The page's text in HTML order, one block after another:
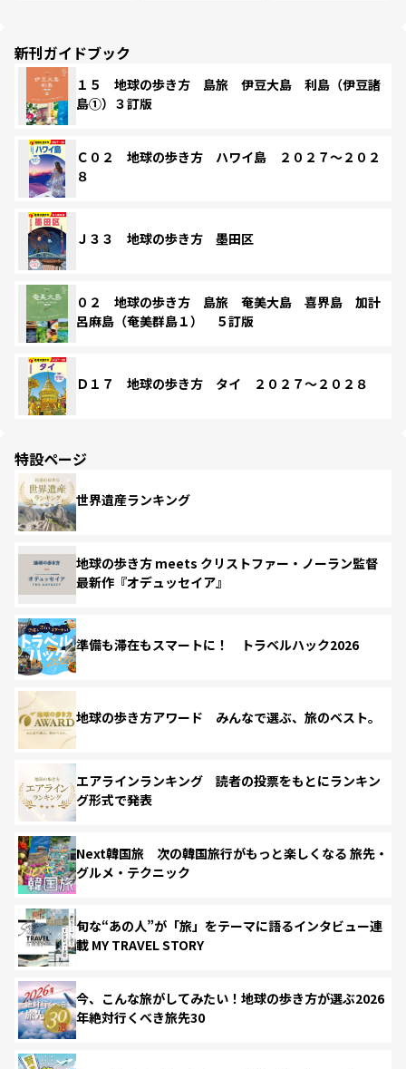
新刊ガイドブック
１５ 地球の歩き方 島旅 伊豆大島 利島（伊豆諸
島①）３訂版
Ｃ０２ 地球の歩き方 ハワイ島 ２０２７～２０２
８
Ｊ３３ 地球の歩き方 墨田区
０２ 地球の歩き方 島旅 奄美大島 喜界島 加計
呂麻島（奄美群島１） ５訂版
Ｄ１７ 地球の歩き方 タイ ２０２７～２０２８
特設ページ
世界遺産ランキング
地球の歩き方 meets クリストファー・ノーラン監督
最新作『オデュッセイア』
準備も滞在もスマートに！ トラベルハック2026
地球の歩き方アワード みんなで選ぶ、旅のベスト。
エアラインランキング 読者の投票をもとにランキン
グ形式で発表
Next韓国旅 次の韓国旅行がもっと楽しくなる 旅先・
グルメ・テクニック
旬な“あの人”が「旅」をテーマに語るインタビュー連
載 MY TRAVEL STORY
今、こんな旅がしてみたい！地球の歩き方が選ぶ2026
年絶対行くべき旅先30